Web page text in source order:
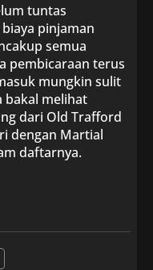
tuntas
pinjaman
semua
pembicaraan terus
mungkin sulit
bakal melihat
dari Old Trafford
dengan Martial
daftarnya.